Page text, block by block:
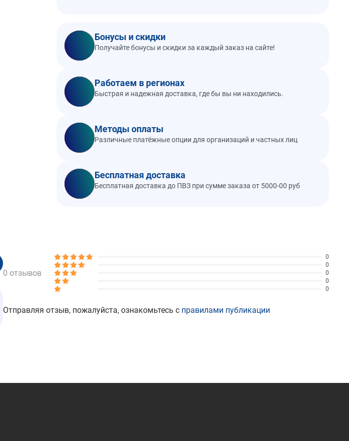
Бонусы и скидки
Получайте бонусы и скидки за каждый заказ на сайте!
Работаем в регионах
Быстрая и надежная доставка, где бы вы ни находились.
Методы оплаты
Различные платёжные опции для организаций и частных лиц
Бесплатная доставка
Бесплатная доставка до ПВЗ при сумме заказа от 5000-00 руб
0 отзывов
0
0
0
0
0
Отправляя отзыв, пожалуйста, ознакомьтесь с правилами публикации